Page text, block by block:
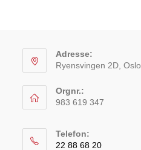
Adresse:
Ryensvingen 2D, Oslo
Orgnr.:
983 619 347
Telefon:
22 88 68 20